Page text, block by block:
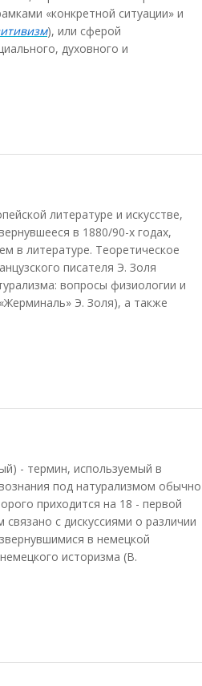
«конкретной ситуации» и
), или сферой
духовного и
литературе и искусстве,
в 1880/90-х годах,
в литературе. Теоретическое
писателя Э. Золя
вопросы физиологии и
Э. Золя), а также
- термин, используемый в
под натурализмом обычно
приходится на 18 - первой
с дискуссиями о различии
в немецкой
историзма (В.